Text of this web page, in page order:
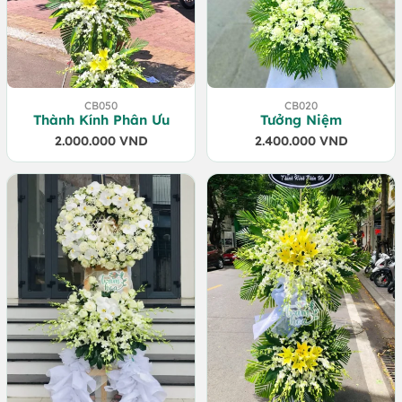
CB050
Thành Kính Phân Ưu
2.000.000 VND
CB020
Tưởng Niệm
2.400.000 VND